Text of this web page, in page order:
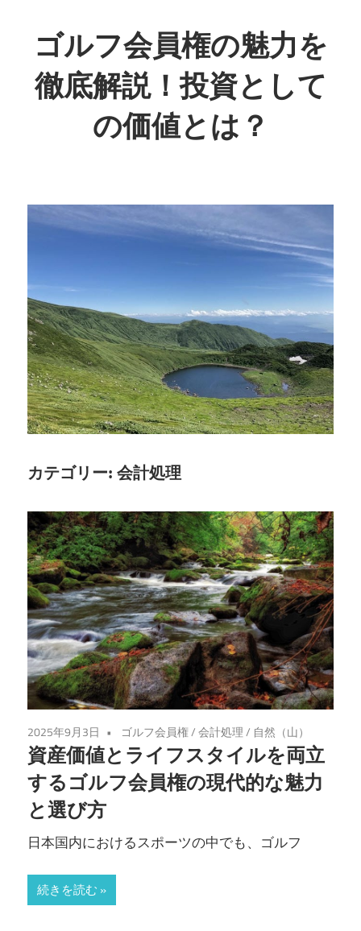
ン
テ
ン
ツ
プ
ゴルフ会員権の魅力を
徹底解説！投資として
の価値とは？
フ
の
を
手
に
入
れ
る、
魅
あ
ふ
れ
る
投
資
の
世
界
へ
う
こ
そ！
カテゴリー: 会計処理
2025年9月3日 ゴルフ会員権/会計処理/ 自然（山）
資産価値とライフスタイルを両立
するゴルフ会員権の現代的な魅力
と選び方
日本国内におけるスポーツの中でも、ゴルフ
続きを読む